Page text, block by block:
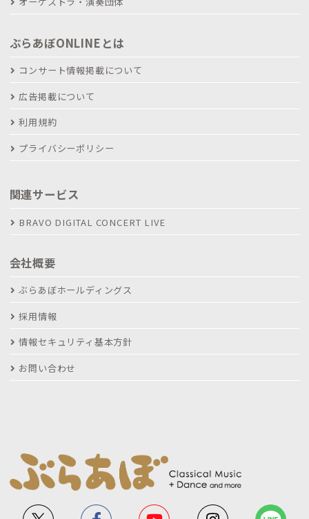
ぶらあぼONLINEとは
コンサート情報掲載について
広告掲載について
利用規約
プライバシーポリシー
関連サービス
BRAVO DIGITAL CONCERT LIVE
会社概要
ぶらあぼホールディングス
採用情報
情報セキュリティ基本方針
お問い合わせ